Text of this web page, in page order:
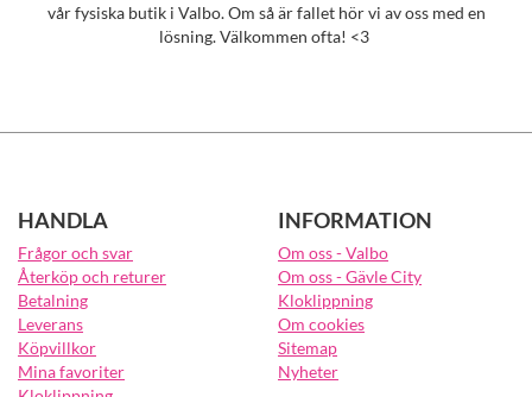
vår fysiska butik i Valbo. Om så är fallet hör vi av oss med en
lösning. Välkommen ofta! <3
HANDLA
Frågor och svar
Återköp och returer
Betalning
Leverans
Köpvillkor
Mina favoriter
INFORMATION
Om oss - Valbo
Om oss - Gävle City
Kloklippning
Om cookies
Sitemap
Nyheter